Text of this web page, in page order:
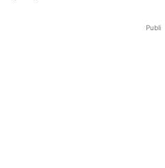
Publi